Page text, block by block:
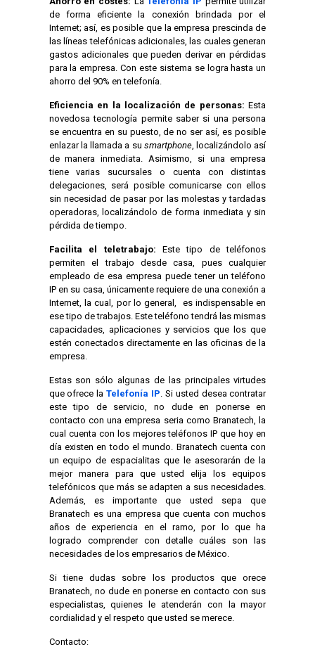
de forma eficiente la conexión brindada por el
Internet; así, es posible que la empresa prescinda de
las líneas telefónicas adicionales, las cuales generan
gastos adicionales que pueden derivar en pérdidas
para la empresa. Con este sistema se logra hasta un
ahorro del 90% en telefonía.
Eficiencia en la localización de personas: Esta
novedosa tecnología permite saber si una persona
se encuentra en su puesto, de no ser así, es posible
enlazar la llamada a su smartphone, localizándolo así
de manera inmediata. Asimismo, si una empresa
tiene varias sucursales o cuenta con distintas
delegaciones, será posible comunicarse con ellos
sin necesidad de pasar por las molestas y tardadas
operadoras, localizándolo de forma inmediata y sin
pérdida de tiempo.
Facilita el teletrabajo: Este tipo de teléfonos
permiten el trabajo desde casa, pues cualquier
empleado de esa empresa puede tener un teléfono
IP en su casa, únicamente requiere de una conexión a
Internet, la cual, por lo general, es indispensable en
ese tipo de trabajos. Este teléfono tendrá las mismas
capacidades, aplicaciones y servicios que los que
estén conectados directamente en las oficinas de la
empresa.
Estas son sólo algunas de las principales virtudes
que ofrece laTelefonía IP . Si usted desea contratar
este tipo de servicio, no dude en ponerse en
contacto con una empresa seria como Branatech, la
cual cuenta con los mejores teléfonos IP que hoy en
día existen en todo el mundo. Branatech cuenta con
un equipo de espacialitas que le asesorarán de la
mejor manera para que usted elija los equipos
telefónicos que más se adapten a sus necesidades.
Además, es importante que usted sepa que
Branatech es una empresa que cuenta con muchos
años de experiencia en el ramo, por lo que ha
logrado comprender con detalle cuáles son las
necesidades de los empresarios de México.
Si tiene dudas sobre los productos que orece
Branatech, no dude en ponerse en contacto con sus
especialistas, quienes le atenderán con la mayor
cordialidad y el respeto que usted se merece.
Contacto: